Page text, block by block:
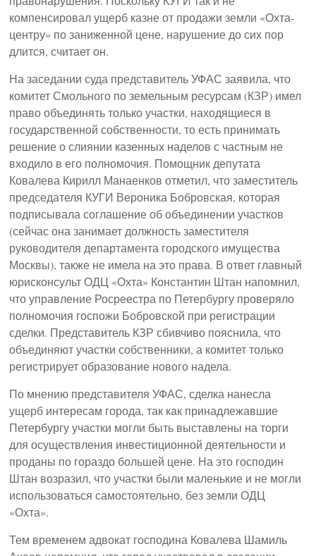
компенсировал ущерб казне от продажи земли «Охта-
центру» по заниженной цене, нарушение до сих пор
длится, считает он.
На заседании суда представитель УФАС заявила, что
комитет Смольного по земельным ресурсам (КЗР) имел
право объединять только участки, находящиеся в
государственной собственности, то есть принимать
решение о слиянии казенных наделов с частным не
входило в его полномочия. Помощник депутата
Ковалева Кирилл Манаенков отметил, что заместитель
председателя КУГИ Вероника Бобровская, которая
подписывала соглашение об объединении участков
(сейчас она занимает должность заместителя
руководителя департамента городского имущества
Москвы), также не имела на это права. В ответ главный
юрисконсульт ОДЦ «Охта» Константин Штан напомнил,
что управление Росреестра по Петербургу проверяло
полномочия госпожи Бобровской при регистрации
сделки. Представитель КЗР сбивчиво пояснила, что
объединяют участки собственники, а комитет только
регистрирует образование нового надела.
По мнению представителя УФАС, сделка нанесла
ущерб интересам города, так как принадлежавшие
Петербургу участки могли быть выставлены на торги
для осуществления инвестиционной деятельности и
проданы по гораздо большей цене. На это господин
Штан возразил, что участки были маленькие и не могли
использоваться самостоятельно, без земли ОДЦ
«Охта».
Тем временем адвокат господина Ковалева Шамиль